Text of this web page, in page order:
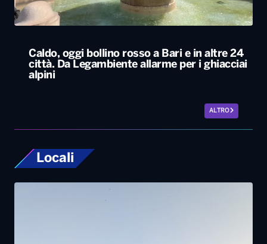
Caldo, oggi bollino rosso a Bari e in altre 24
città. Da Legambiente allarme per i ghiacciai
alpini
ALTRO
Locali